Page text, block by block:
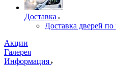
Доставка
Доставка дверей по
Акции
Галерея
Информация